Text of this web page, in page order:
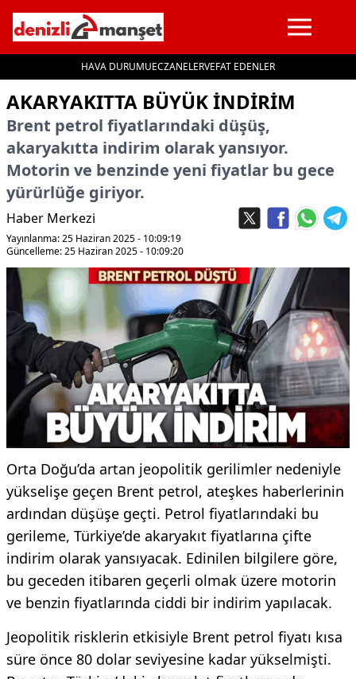
HAVA DURUMUECZANELERVEFAT EDENLER
AKARYAKITTA BÜYÜK İNDİRİM
Brent petrol fiyatlarındaki düşüş,
akaryakıtta indirim olarak yansıyor.
Motorin ve benzinde yeni fiyatlar bu gece
yürürlüğe giriyor.
Haber Merkezi
Yayınlanma: 25 Haziran 2025 - 10:09:19
Güncelleme: 25 Haziran 2025 - 10:09:20
Orta Doğu’da artan jeopolitik gerilimler nedeniyle
yükselişe geçen Brent petrol, ateşkes haberlerinin
ardından düşüşe geçti. Petrol fiyatlarındaki bu
gerileme, Türkiye’de akaryakıt fiyatlarına çifte
indirim olarak yansıyacak. Edinilen bilgilere göre,
bu geceden itibaren geçerli olmak üzere motorin
ve benzin fiyatlarında ciddi bir indirim yapılacak.
Jeopolitik risklerin etkisiyle Brent petrol fiyatı kısa
süre önce 80 dolar seviyesine kadar yükselmişti.